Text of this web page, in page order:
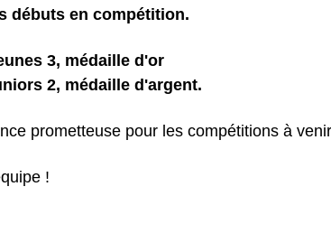
débuts en compétition.
3, médaille d'or
2, médaille d'argent.
prometteuse pour les compétitions à
!